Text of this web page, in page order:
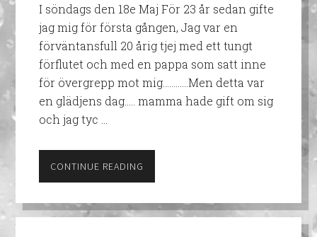
I söndags den 18e Maj För 23 år sedan gifte
jag mig för första gången, Jag var en
förväntansfull 20 årig tjej med ett tungt
förflutet och med en pappa som satt inne
för övergrepp mot mig…………Men detta var
en glädjens dag….. mamma hade gift om sig
och jag tyc …
CONTINUE READING